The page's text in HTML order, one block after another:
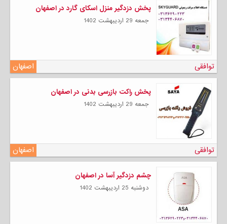
پخش دزدگیر منزل اسکای گارد در اصفهان
جمعه 29 ارديبهشت 1402
اصفهان توافقی
پخش راکت بازرسی بدنی در اصفهان
جمعه 29 ارديبهشت 1402
اصفهان توافقی
چشم دزدگیر آسا در اصفهان
دوشنبه 25 ارديبهشت 1402